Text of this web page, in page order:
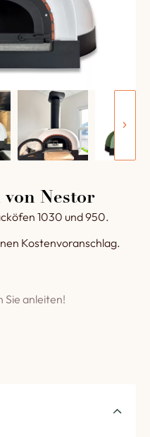
von Nestor
1030 und 950.
Kostenvoranschlag.
Sie anleiten!